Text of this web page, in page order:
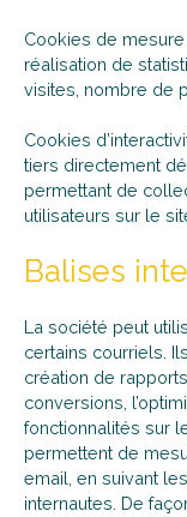
Cookies de mesure
réalisation de
visites, nombre de
Cookies
tiers directement
permettant de
utilisateurs sur le
Balises
La société peut
certains courriels.
création de
conversions,
fonctionnalités sur
permettent de
email, en suivant
internautes. De